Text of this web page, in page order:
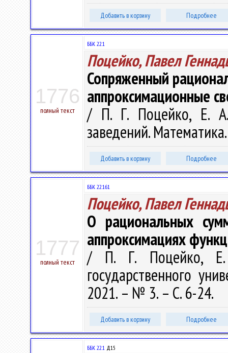
Добавить в корзину Подробнее
1776
полный текст
ББК 22.1
Поцейко, Павел
Сопряженный
аппроксимационные
/ П. Г. Поцейко, Е.
заведений.
Добавить в корзину Подробнее
1777
полный текст
ББК 22.161
Поцейко, Павел
О рациональных
аппроксимациях
/ П. Г. Поцейко, Е.
государственного
2021. – № 3. – С. 6-24.
Добавить в корзину Подробнее
ББК 22.1 Д15